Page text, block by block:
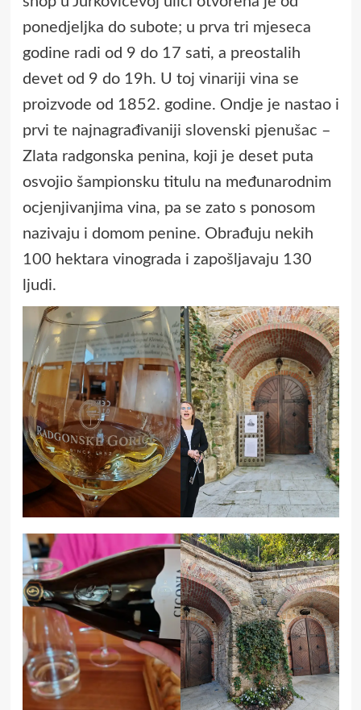
ponedjeljka do subote; u prva tri mjeseca
godine radi od 9 do 17 sati, a preostalih
devet od 9 do 19h. U toj vinariji vina se
proizvode od 1852. godine. Ondje je nastao i
prvi te najnagrađivaniji slovenski pjenušac –
Zlata radgonska penina, koji je deset puta
osvojio šampionsku titulu na međunarodnim
ocjenjivanjima vina, pa se zato s ponosom
nazivaju i domom penine. Obrađuju nekih
100 hektara vinograda i zapošljavaju 130
ljudi.